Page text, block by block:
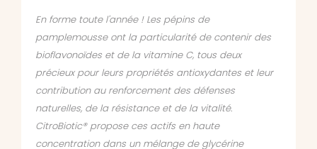
En forme toute l'année ! Les pépins de
pamplemousse ont la particularité de contenir des
bioflavonoïdes et de la vitamine C, tous deux
précieux pour leurs propriétés antioxydantes et leur
contribution au renforcement des défenses
naturelles, de la résistance et de la vitalité.
CitroBiotic® propose ces actifs en haute
concentration dans un mélange de glycérine